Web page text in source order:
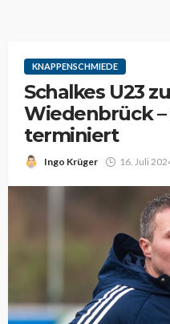
KNAPPENSCHMIEDE
Schalkes U23
Wiedenbrück –
terminiert
Ingo Krüger 16. Juli